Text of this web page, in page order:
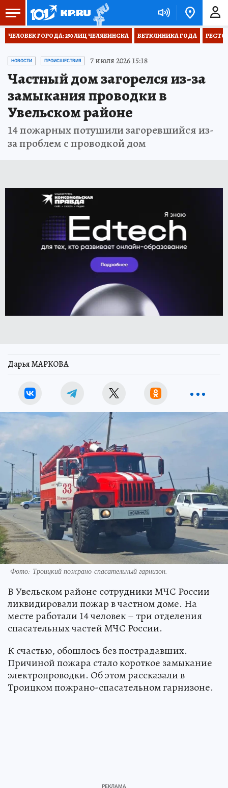
ЧЕЛОВЕК ГОРОДА: 290 ЛИЦ ЧЕЛЯБИНСКА ВЕТКЛИНИКА ГОДА
НОВОСТИ ПРОИСШЕСТВИЯ 7 июля 2026 15:18
Частный дом загорелся из-за
замыкания проводки в
Увельском районе
14 пожарных потушили загоревшийся из-
за проблем с проводкой дом
Дарья МАРКОВА
Фото: Троицкий пожрано-спасательный гарнизон.
В Увельском районе сотрудники МЧС России
ликвидировали пожар в частном доме. На
месте работали 14 человек – три отделения
спасательных частей МЧС России.
К счастью, обошлось без пострадавших.
Причиной пожара стало короткое замыкание
электропроводки. Об этом рассказали в
Троицком пожрано-спасательном гарнизоне.